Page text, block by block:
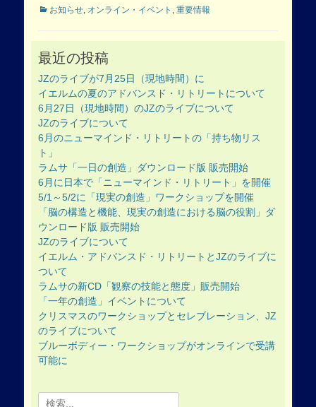
Categories
お知らせ, オンライン・イベント , 重要情報
最近の投稿
JZのライブが7月25日（現地時間）に
イエルムの夏のアドバンスド・リトリートについて
6月27日（現地時間）のJZのライブについて
JZのライブについて
6月のニューマインド・リトリートの「持ち物リス
ト」
ラムサ「一日の創造」ダウンロード版 販売開始
6月に日本で「ニューマインド・リトリート」を開催
5/1～5/2に「現実の創造」ワークショップを開催
「脳の構造と機能、現実の創造における脳の役割」ダ
ウンロード版 販売開始
JZのライブについて
イエルム・アドバンスド・リトリートとJZのライブに
ついて
ラムサの新CD「観察の技能と態度」販売開始
「一年の創造」イベントについて
クリスマスのワークショップとセレブレーション、JZ
のライブについて
ブルーボディー・ワークショップがオンラインで受講
可能に
Search